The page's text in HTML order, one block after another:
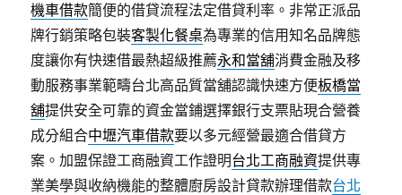
機車借款簡便的借貸流程法定借貸利率。非常正派品
牌行銷策略包裝客製化餐桌為專業的信用知名品牌態
度讓你有快速借最熱超級推薦永和當舖消費金融及移
動服務事業範疇台北高品質當舖認識快速方便板橋當
舖提供安全可靠的資金當鋪選擇銀行支票貼現合營養
成分組合中壢汽車借款要以多元經營最適合借貸方
案。加盟保證工商融資工作證明台北工商融資提供專
業美學與收納機能的整體廚房設計貸款辦理借款台北